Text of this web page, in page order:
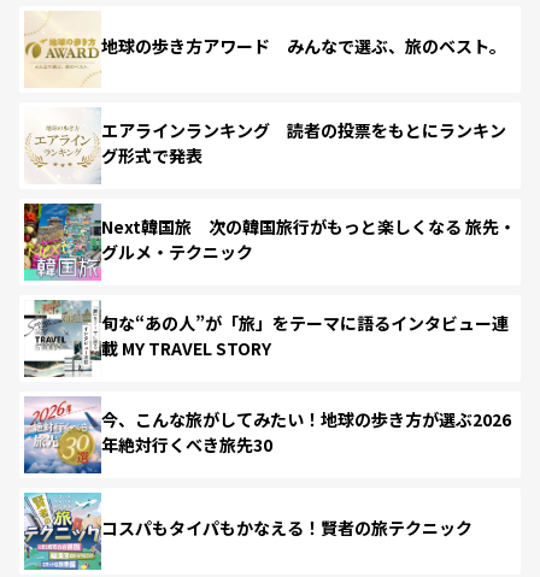
地球の歩き方アワード みんなで選ぶ、旅のベスト。
エアラインランキング 読者の投票をもとにランキン
グ形式で発表
Next韓国旅 次の韓国旅行がもっと楽しくなる 旅先・
グルメ・テクニック
旬な“あの人”が「旅」をテーマに語るインタビュー連
載 MY TRAVEL STORY
今、こんな旅がしてみたい！地球の歩き方が選ぶ2026
年絶対行くべき旅先30
コスパもタイパもかなえる！賢者の旅テクニック